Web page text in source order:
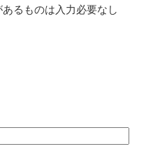
るものは入力必要なし